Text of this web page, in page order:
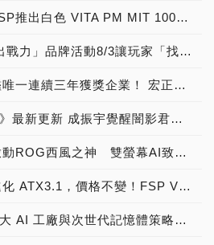
玩家敲碗成真！全漢FSP推出白色 VITA PM MIT 1000W 靜音電源純白上市！ MIT 白金電源首度披上純白戰袍，支援 ATX 3.1、PCIe 5.1，10年保固！
技嘉「GIGABYTE玩出戰力」品牌活動8/3讓玩家「找到專屬配備」
新北市政府勞工局評鑑唯一連續三年獲獎企業！ 宏正三度榮膺新北市政府<友善移工企業>殊榮
《我獨自升級: ARISE》最新更新 成振宇覺醒闇影君主繼承者
勝負一眼看穿！程東啟動ROG西風之神 雙螢幕AI致勝全局
全漢經典聖武士全面進化 ATX3.1，價格不變！FSP VIC BD+ 電競入門最強銅牌電源！ ATX 3.1、全新壓紋線材、登錄享 5 年保固，打造新世代入門電競首選
SK 集團與 NVIDIA 擴大 AI 工廠與次世代記憶體策略合作 規模逾 5,000 億美元的 NVIDIA-SK AI 計畫（NVIDIA-SK AI Initiative）， 涵蓋 SK Telecom 最高達 2GW 的 AI 工廠，以及與 SK 海力士的長期 AI 記憶體合作